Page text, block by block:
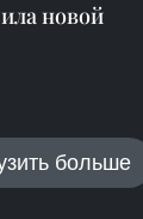
новой
больше